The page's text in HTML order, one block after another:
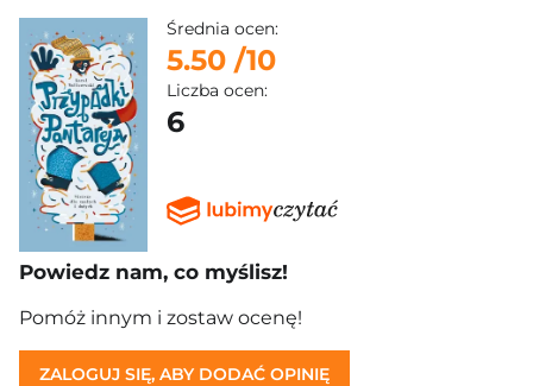
Średnia ocen:
5.50 /10
Liczba ocen:
6
Powiedz nam, co myślisz!
Pomóż innym i zostaw ocenę!
ZALOGUJ SIĘ, ABY DODAĆ OPINIĘ